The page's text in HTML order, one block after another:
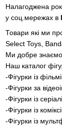
Налагоджена
у соц.мережах в
Товари які ми
Select Toys,
Ми добре
Наш каталог
-Фігурки із
-Фігурки за
-Фігурки із
-Фігурки із
-Фігурки із